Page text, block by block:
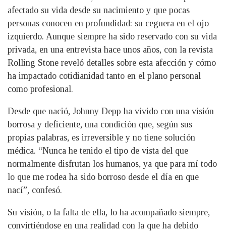
afectado su vida desde su nacimiento y que pocas
personas conocen en profundidad: su ceguera en el ojo
izquierdo. Aunque siempre ha sido reservado con su vida
privada, en una entrevista hace unos años, con la revista
Rolling Stone reveló detalles sobre esta afección y cómo
ha impactado cotidianidad tanto en el plano personal
como profesional.
Desde que nació, Johnny Depp ha vivido con una visión
borrosa y deficiente, una condición que, según sus
propias palabras, es irreversible y no tiene solución
médica. “Nunca he tenido el tipo de vista del que
normalmente disfrutan los humanos, ya que para mí todo
lo que me rodea ha sido borroso desde el día en que
nací”, confesó.
Su visión, o la falta de ella, lo ha acompañado siempre,
convirtiéndose en una realidad con la que ha debido